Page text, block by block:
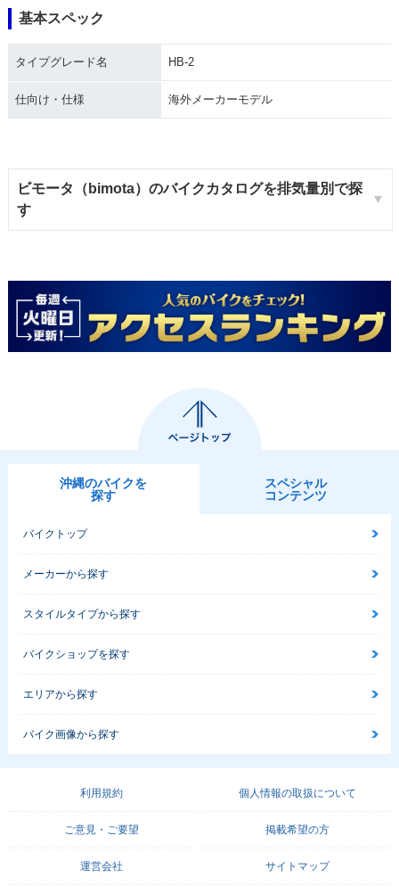
基本スペック
タイプグレード名 HB-2
仕向け・仕様 海外メーカーモデル
ビモータ（bimota）のバイクカタログを排気量別で探
す
沖縄のバイクを
探す
スペシャル
コンテンツ
バイクトップ
メーカーから探す
スタイルタイプから探す
バイクショップを探す
エリアから探す
バイク画像から探す
利用規約 個人情報の取扱について
ご意見・ご要望 掲載希望の方
運営会社 サイトマップ